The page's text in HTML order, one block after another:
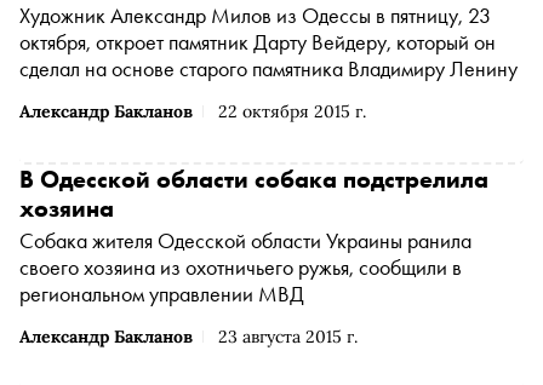
Александр Бакланов 22 октября 2015 г.
Художник Александр Милов из Одессы в пятницу, 23
октября, откроет памятник Дарту Вейдеру, который он
сделал на основе старого памятника Владимиру Ленину
Александр Бакланов 23 августа 2015 г.
В Одесской области собака подстрелила
хозяина
Собака жителя Одесской области Украины ранила
своего хозяина из охотничьего ружья, сообщили в
региональном управлении МВД